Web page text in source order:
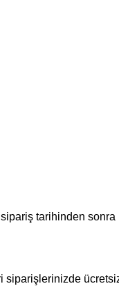
tarihinden
siparişlerinizde